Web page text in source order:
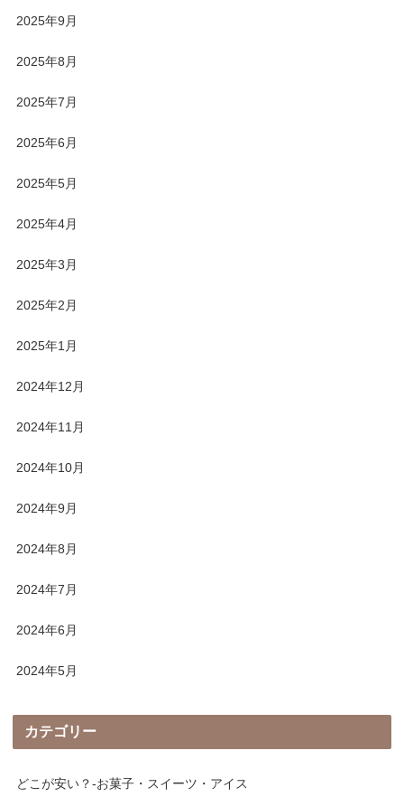
2025年9月
2025年8月
2025年7月
2025年6月
2025年5月
2025年4月
2025年3月
2025年2月
2025年1月
2024年12月
2024年11月
2024年10月
2024年9月
2024年8月
2024年7月
2024年6月
2024年5月
カテゴリー
どこが安い？-お菓子・スイーツ・アイス